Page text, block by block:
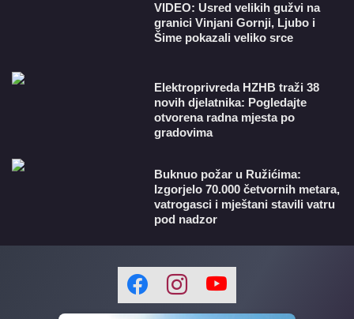
VIDEO: Usred velikih gužvi na
granici Vinjani Gornji, Ljubo i
Šime pokazali veliko srce
​Elektroprivreda HZHB traži 38
novih djelatnika: Pogledajte
otvorena radna mjesta po
gradovima
Buknuo požar u Ružićima:
Izgorjelo 70.000 četvornih metara,
vatrogasci i mještani stavili vatru
pod nadzor